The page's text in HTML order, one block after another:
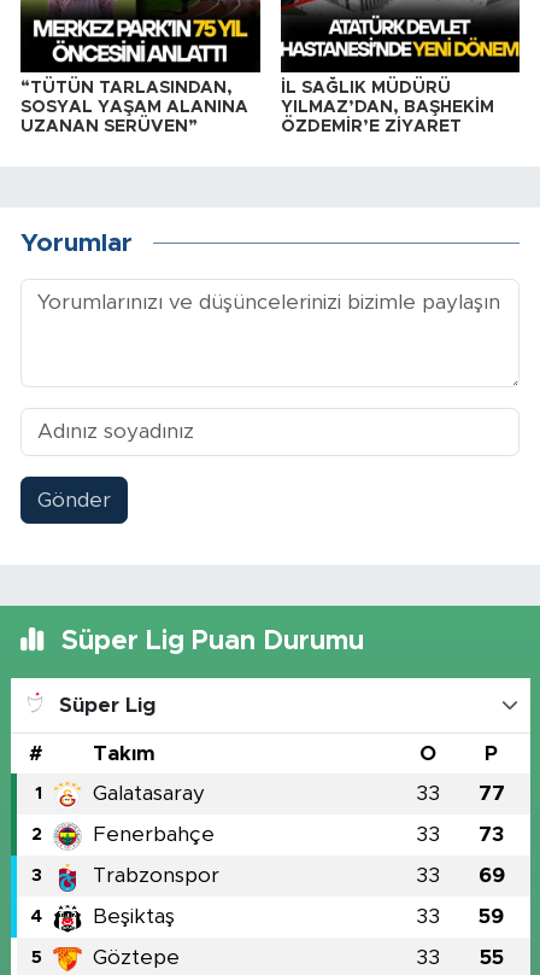
“TÜTÜN TARLASINDAN,
SOSYAL YAŞAM ALANINA
UZANAN SERÜVEN”
İL SAĞLIK MÜDÜRÜ
YILMAZ’DAN, BAŞHEKİM
ÖZDEMİR’E ZİYARET
Yorumlar
Gönder
Süper Lig Puan Durumu
Süper Lig
# Takım O P
1 Galatasaray 33 77
2 Fenerbahçe 33 73
3 Trabzonspor 33 69
4 Beşiktaş 33 59
5 Göztepe 33 55